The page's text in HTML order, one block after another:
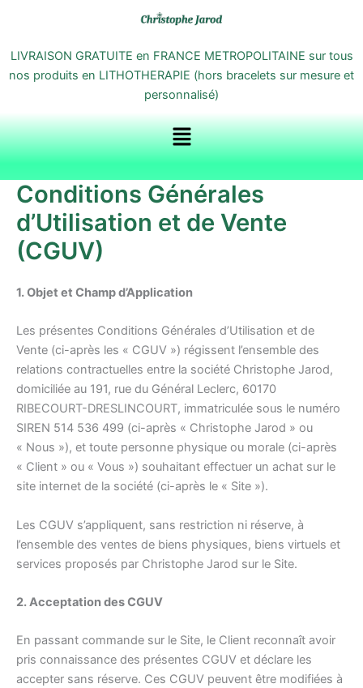
contenu
LIVRAISON GRATUITE en FRANCE METROPOLITAINE sur tous
nos produits en LITHOTHERAPIE (hors bracelets sur mesure et
personnalisé)
Menu
Conditions Générales
d’Utilisation et de Vente
(CGUV)
1. Objet et Champ d’Application
Les présentes Conditions Générales d’Utilisation et de
Vente (ci-après les « CGUV ») régissent l’ensemble des
relations contractuelles entre la société Christophe Jarod,
domiciliée au 191, rue du Général Leclerc, 60170
RIBECOURT-DRESLINCOURT, immatriculée sous le numéro
SIREN 514 536 499 (ci-après « Christophe Jarod » ou
« Nous »), et toute personne physique ou morale (ci-après
« Client » ou « Vous ») souhaitant effectuer un achat sur le
site internet de la société (ci-après le « Site »).
Les CGUV s’appliquent, sans restriction ni réserve, à
l’ensemble des ventes de biens physiques, biens virtuels et
services proposés par Christophe Jarod sur le Site.
2. Acceptation des CGUV
En passant commande sur le Site, le Client reconnaît avoir
pris connaissance des présentes CGUV et déclare les
accepter sans réserve. Ces CGUV peuvent être modifiées à